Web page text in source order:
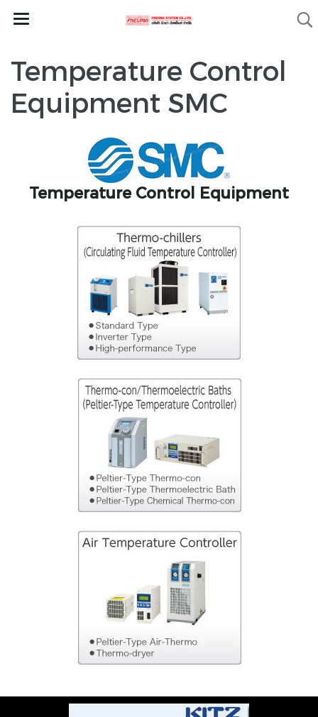
Temperature Control
Equipment SMC
Temperature Control Equipment